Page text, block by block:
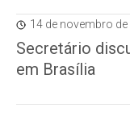
14 de novembro de
Secretário
em Brasília